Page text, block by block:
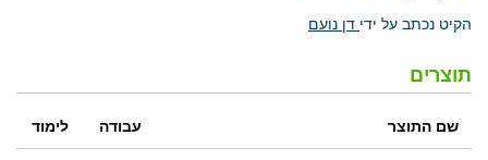
הקיט נכתב על ידי דן נועם
תוצרים
שם התוצר עבודה לימוד